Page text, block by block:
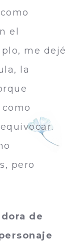
el
me dejé
la
pero
de